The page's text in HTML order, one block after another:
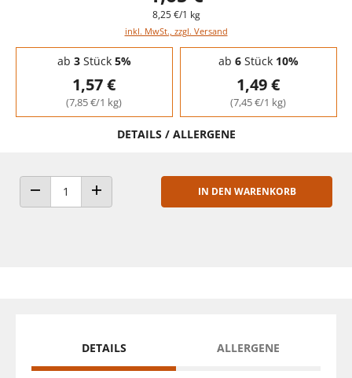
8,25 €/1 kg
inkl. MwSt., zzgl. Versand
Staffelpreise - Mengenrabatt
ab 3Stück 5%
1,57 €
(7,85 €/1 kg)
ab 6Stück 10%
1,49 €
(7,45 €/1 kg)
DETAILS / ALLERGENE
ANZAHL VERRINGERNANZAHL ERHÖHEN
IN DEN WARENKORB
DETAILS ALLERGENE